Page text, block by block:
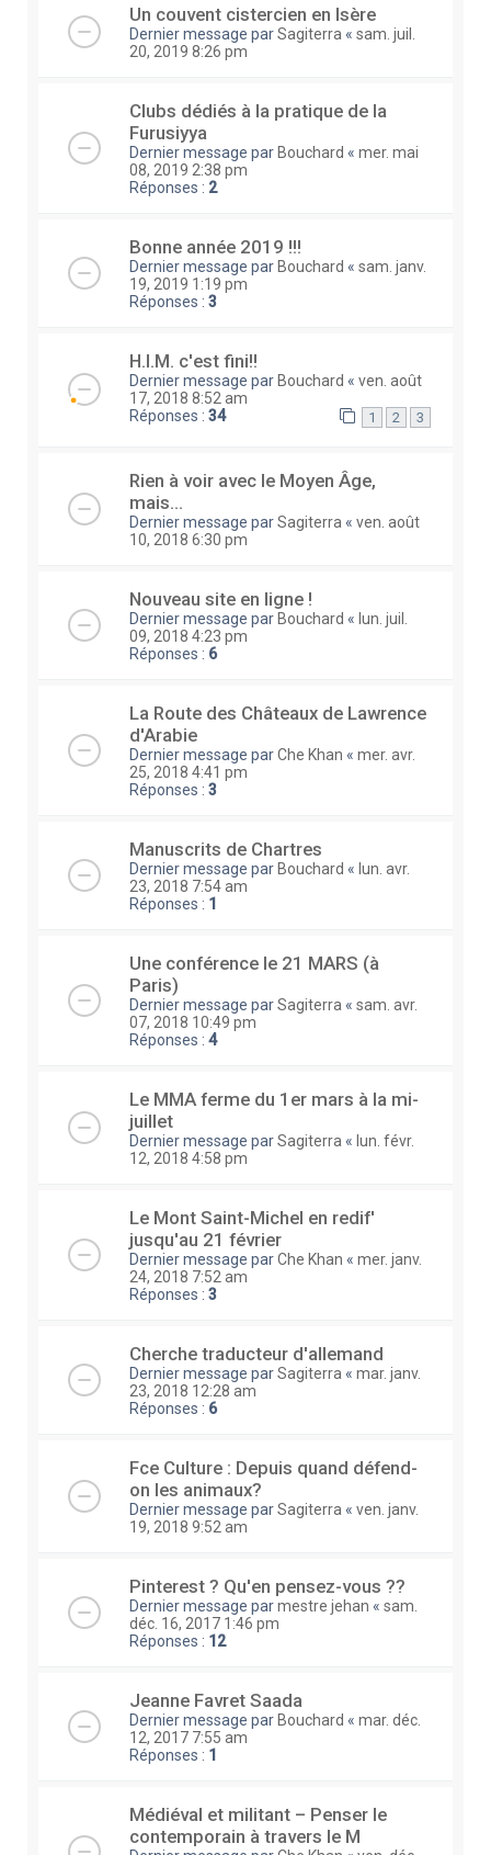
Un couvent cistercien en Isère
Dernier message parSagiterra « sam. juil.
20, 2019 8:26 pm
Clubs dédiés à la pratique de la
Furusiyya
Dernier message par Bouchard « mer. mai
08, 2019 2:38 pm
Réponses : 2
Bonne année 2019 !!!
Dernier message par Bouchard « sam. janv.
19, 2019 1:19 pm
Réponses : 3
H.I.M. c'est fini!!
Dernier message par Bouchard « ven. août
17, 2018 8:52 am
Réponses : 34 1 2 3
Rien à voir avec le Moyen Âge,
mais...
Dernier message parSagiterra « ven. août
10, 2018 6:30 pm
Nouveau site en ligne !
Dernier message par Bouchard « lun. juil.
09, 2018 4:23 pm
Réponses : 6
La Route des Châteaux de Lawrence
d'Arabie
Dernier message parChe Khan « mer. avr.
25, 2018 4:41 pm
Réponses : 3
Manuscrits de Chartres
Dernier message par Bouchard « lun. avr.
23, 2018 7:54 am
Réponses : 1
Une conférence le 21 MARS (à
Paris)
Dernier message parSagiterra « sam. avr.
07, 2018 10:49 pm
Réponses : 4
Le MMA ferme du 1er mars à la mi-
juillet
Dernier message parSagiterra « lun. févr.
12, 2018 4:58 pm
Le Mont Saint-Michel en redif'
jusqu'au 21 février
Dernier message parChe Khan « mer. janv.
24, 2018 7:52 am
Réponses : 3
Cherche traducteur d'allemand
Dernier message parSagiterra « mar. janv.
23, 2018 12:28 am
Réponses : 6
Fce Culture : Depuis quand défend-
on les animaux?
Dernier message parSagiterra « ven. janv.
19, 2018 9:52 am
Pinterest ? Qu'en pensez-vous ??
Dernier message parmestre jehan « sam.
déc. 16, 2017 1:46 pm
Réponses : 12
Jeanne Favret Saada
Dernier message par Bouchard « mar. déc.
12, 2017 7:55 am
Réponses : 1
Médiéval et militant – Penser le
contemporain à travers le M